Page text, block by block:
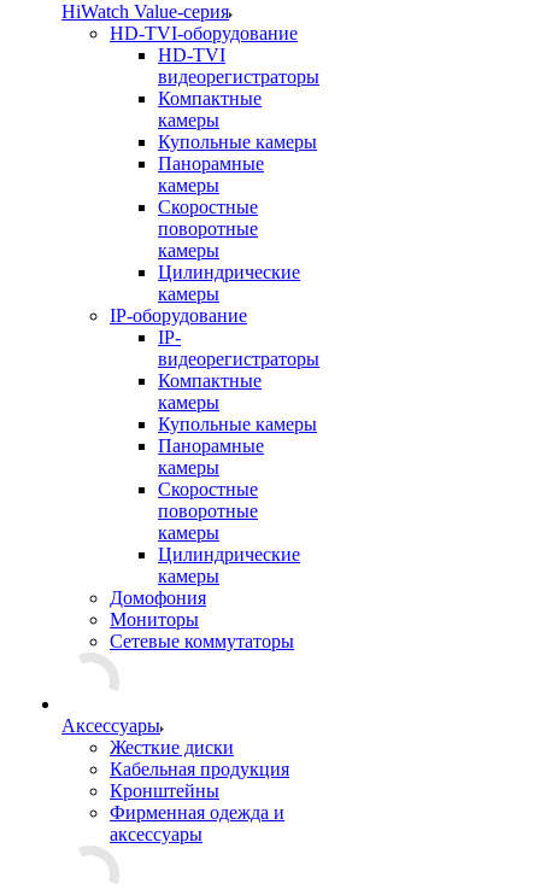
HiWatch Value-серия
HD-TVI-оборудование
HD-TVI
видеорегистраторы
Компактные
камеры
Купольные камеры
Панорамные
камеры
Скоростные
поворотные
камеры
Цилиндрические
камеры
IP-оборудование
IP-
видеорегистраторы
Компактные
камеры
Купольные камеры
Панорамные
камеры
Скоростные
поворотные
камеры
Цилиндрические
камеры
Домофония
Мониторы
Сетевые коммутаторы
Аксессуары
Жесткие диски
Кабельная продукция
Кронштейны
Фирменная одежда и
аксессуары